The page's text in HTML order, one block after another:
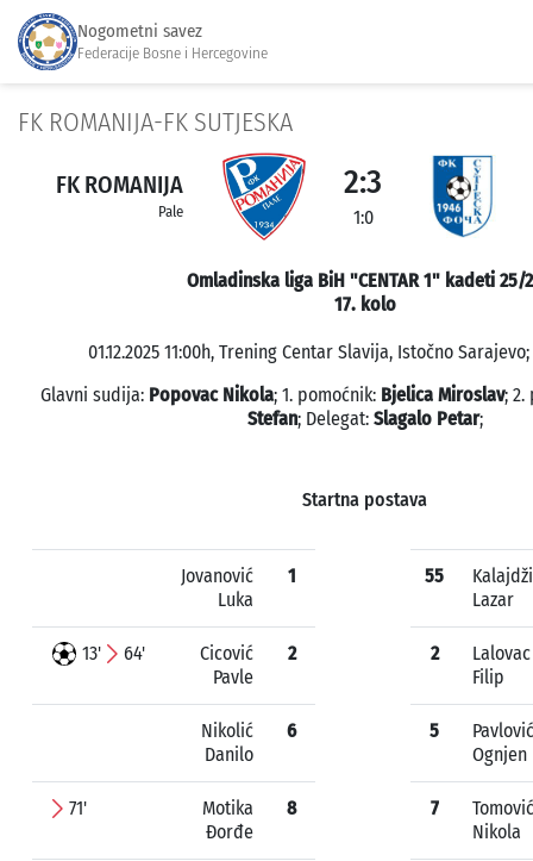
Nogometni savez
Federacije Bosne i Hercegovine
FK ROMANIJA-FK SUTJESKA
FK ROMANIJA
Pale
2:3
1:0
Omladinska liga BiH "CENTAR 1" kadeti 25/
17. kolo
01.12.2025 11:00h, Trening Centar Slavija, Istočno
Glavni sudija: Popovac Nikola; 1. pomoćnik: Bjelica Miroslav; 2.
Stefan; Delegat: Slagalo Petar;
Startna postava
Jovanović
Luka
1
13' 64'
Cicović
Pavle
2
Nikolić
Danilo
6
71'
Motika
Đorđe
8
55
Lazar
2
Lalovac
Filip
5
Pavlović
Ognjen
7
Tomović
Nikola